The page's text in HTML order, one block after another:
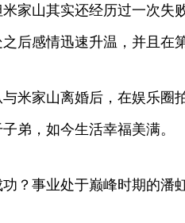
家山其实还经历过一次
后感情迅速升温，并且在
米家山离婚后，在娱乐
弟，如今生活幸福美满。
？事业处于巅峰时期的潘